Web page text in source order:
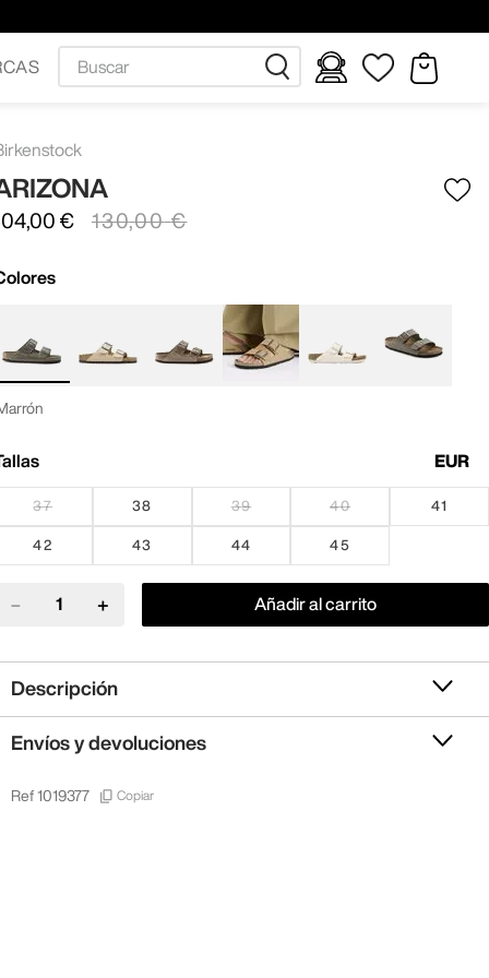
, 00 € 130,00 €
EUR
37 38 39 40 41
42 43 44 45
＋
－ Añadir al carrito
Descripción
Envíos y devoluciones
Ref 1019377 Copiar